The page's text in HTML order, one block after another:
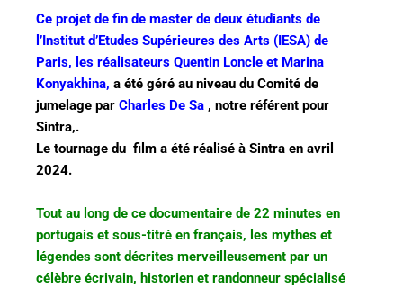
Ce projet de fin de master de deux étudiants de
l’Institut d’Etudes Supérieures des Arts (IESA) de
Paris, les réalisateurs Quentin Loncle et Marina
Konyakhina, a été géré au niveau du Comité de
jumelage par Charles De Sa , notre référent pour
Sintra,.
Le tournage du film a été réalisé à Sintra en avril
2024.
Tout au long de ce documentaire de 22 minutes en
portugais et sous-titré en français, les mythes et
légendes sont décrites merveilleusement par un
célèbre écrivain, historien et randonneur spécialisé